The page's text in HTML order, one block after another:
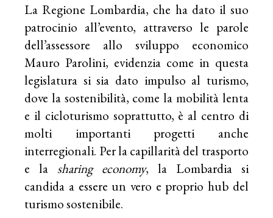
La Regione Lombardia, che ha dato il suo
patrocinio all’evento, attraverso le parole
dell’assessore allo sviluppo economico
Mauro Parolini, evidenzia come in questa
legislatura si sia dato impulso al turismo,
dove la sostenibilità, come la mobilità lenta
e il cicloturismo soprattutto, è al centro di
molti importanti progetti anche
interregionali. Per la capillarità del trasporto
e la sharing economy, la Lombardia si
candida a essere un vero e proprio hub del
turismo sostenibile.